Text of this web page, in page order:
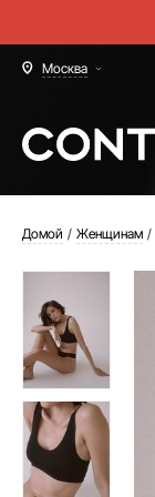
Москва
Домой Женщинам